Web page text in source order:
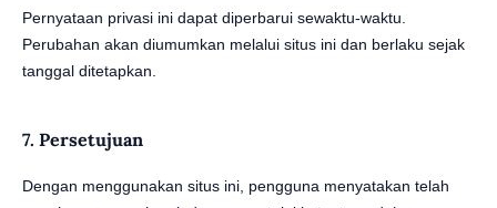
Pernyataan privasi ini dapat diperbarui sewaktu-waktu.
Perubahan akan diumumkan melalui situs ini dan berlaku sejak
tanggal ditetapkan.
7. Persetujuan
Dengan menggunakan situs ini, pengguna menyatakan telah